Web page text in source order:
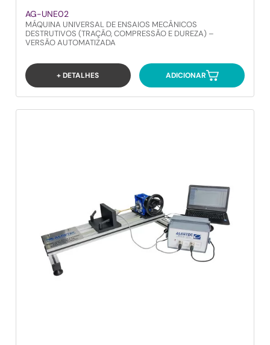
AG-UNE02
MÁQUINA UNIVERSAL DE ENSAIOS MECÂNICOS
DESTRUTIVOS (TRAÇÃO, COMPRESSÃO E DUREZA) –
VERSÃO AUTOMATIZADA
+ DETALHES ADICIONAR